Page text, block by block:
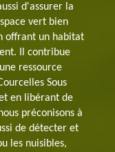
d'assurer la
vert bien
offrant un habitat
Il contribue
ressource
Sous
en libérant de
préconisons à
de détecter et
les nuisibles,